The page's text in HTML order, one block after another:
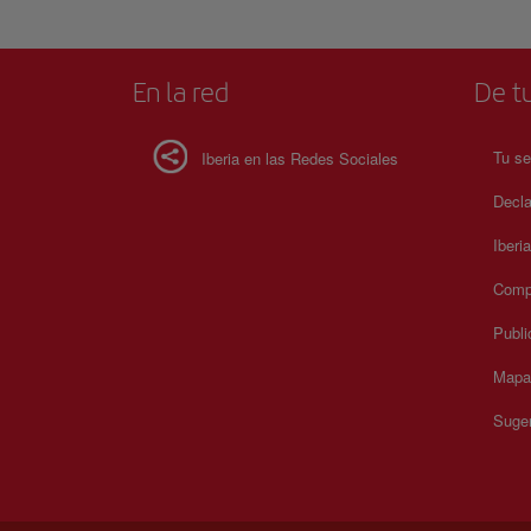
En la red
Iberia en las Redes Sociales
De
Tu